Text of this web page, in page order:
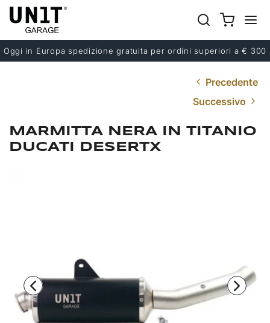
Oggi in Europa spedizione gratuita per ordini superiori a € 300
Precedente
Successivo
MARMITTA NERA IN TITANIO
DUCATI DESERTX